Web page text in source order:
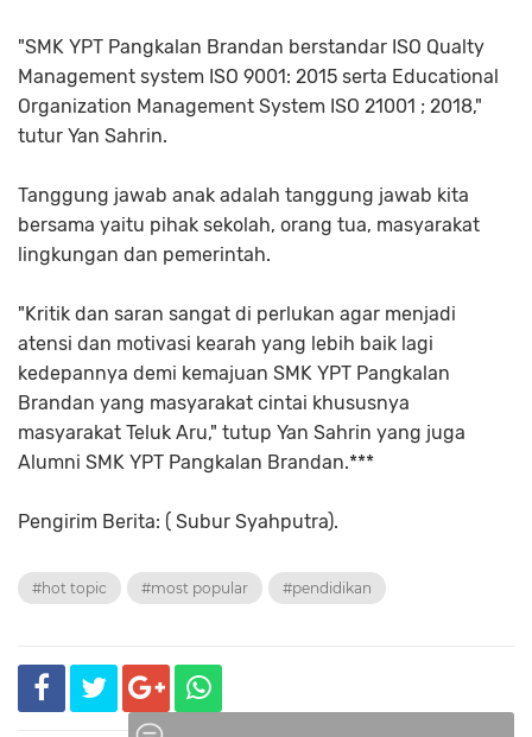
"SMK YPT Pangkalan Brandan berstandar ISO Qualty
Management system ISO 9001: 2015 serta Educational
Organization Management System ISO 21001 ; 2018,"
tutur Yan Sahrin.
Tanggung jawab anak adalah tanggung jawab kita
bersama yaitu pihak sekolah, orang tua, masyarakat
lingkungan dan pemerintah.
"Kritik dan saran sangat di perlukan agar menjadi
atensi dan motivasi kearah yang lebih baik lagi
kedepannya demi kemajuan SMK YPT Pangkalan
Brandan yang masyarakat cintai khususnya
masyarakat Teluk Aru," tutup Yan Sahrin yang juga
Alumni SMK YPT Pangkalan Brandan.***
Pengirim Berita: ( Subur Syahputra).
#hot topic #most popular #pendidikan